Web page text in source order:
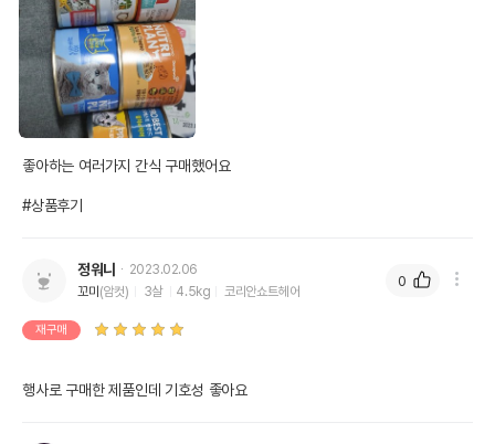
좋아하는 여러가지 간식 구매했어요
#상품후기
정워니
2023.02.06
꼬미 (암컷) 3살 4.5kg 코리안쇼트헤어
재구매
행사로 구매한 제품인데 기호성 좋아요
0